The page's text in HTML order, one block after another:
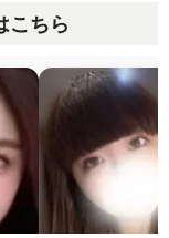
こちら